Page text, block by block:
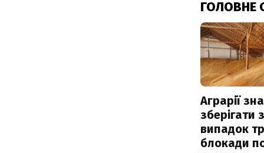
ГОЛОВНЕ
Аграрії
зберігати
випадок
блокади